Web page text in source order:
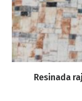
Resinada